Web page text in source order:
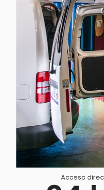
Acceso